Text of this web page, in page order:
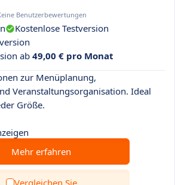
Benutzerbewertungen
Kostenlose Testversion
ab 49,00 € pro Monat
zur Menüplanung,
Veranstaltungsorganisation. Ideal
Größe.
Mehr erfahren
Vergleichen Sie